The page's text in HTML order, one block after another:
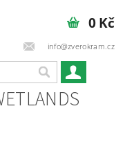
info@zverokram.cz
0 Kč